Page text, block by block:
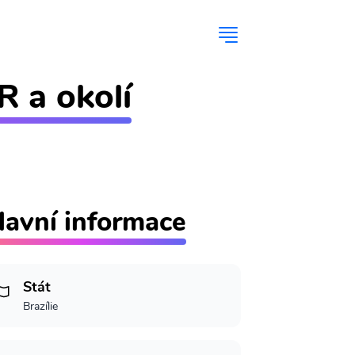
a okolí
informace
Stát
Brazílie